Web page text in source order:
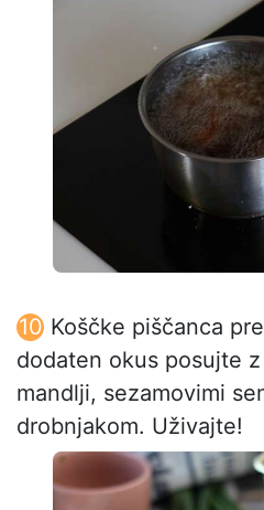
Koščke piščanca
dodaten okus posujte
mandlji, sezamovimi
drobnjakom. Uživajte!